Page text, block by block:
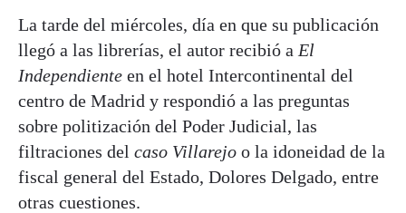
La tarde del miércoles, día en que su publicación
llegó a las librerías, el autor recibió a El
Independiente en el hotel Intercontinental del
centro de Madrid y respondió a las preguntas
sobre politización del Poder Judicial, las
filtraciones del caso Villarejo o la idoneidad de la
fiscal general del Estado, Dolores Delgado, entre
otras cuestiones.